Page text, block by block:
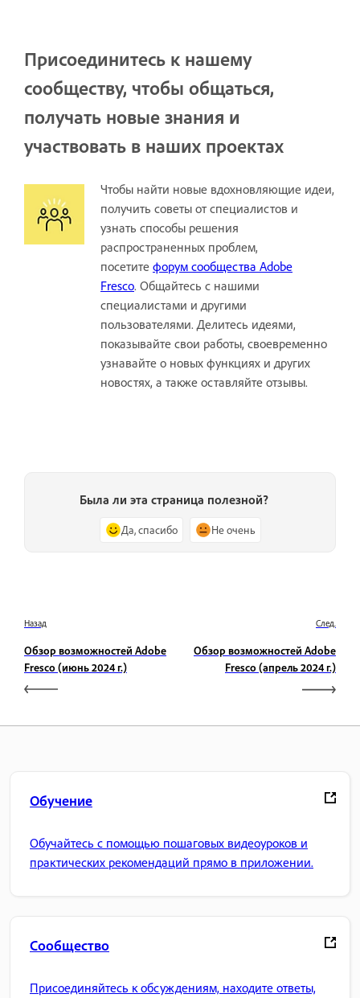
Присоединитесь к нашему
сообществу, чтобы общаться,
получать новые знания и
участвовать в наших проектах
Чтобы найти новые вдохновляющие идеи,
получить советы от специалистов и
узнать способы решения
распространенных проблем,
посетите форум сообщества Adobe
Fresco. Общайтесь с нашими
специалистами и другими
пользователями. Делитесь идеями,
показывайте свои работы, своевременно
узнавайте о новых функциях и других
новостях, а также оставляйте отзывы.
Была ли эта страница полезной?
Да, спасибо Не очень
Назад
Обзор возможностей Adobe
Fresco (июнь 2024 г.)
След.
Обзор возможностей Adobe
Fresco (апрель 2024 г.)
Обучение
Обучайтесь с помощью пошаговых видеоуроков и
практических рекомендаций прямо в приложении.
Сообщество
Присоединяйтесь к обсуждениям, находите ответы,